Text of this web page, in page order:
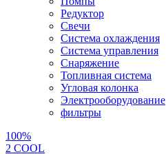
Редуктор
Свечи
Система охлаждения
Система управления
Снаряжение
Топливная система
Угловая колонка
Электрооборудование
фильтры
100%
2 СOOL